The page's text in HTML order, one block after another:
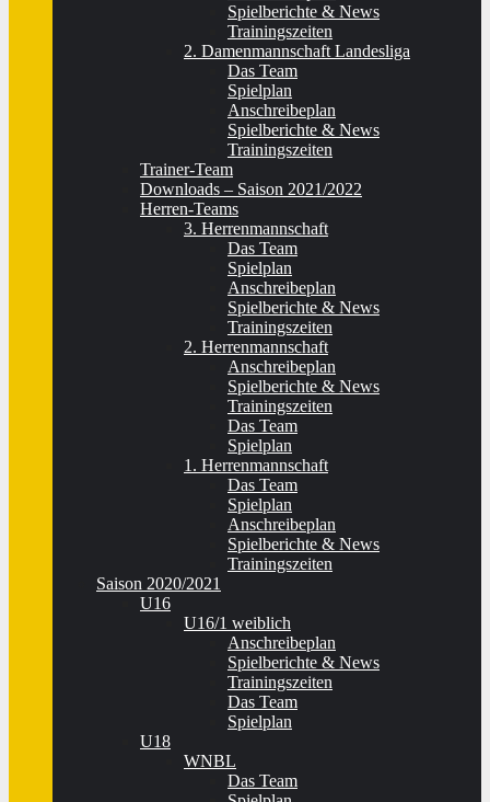
Spielberichte & News
Trainingszeiten
2. Damenmannschaft Landesliga
Das Team
Spielplan
Anschreibeplan
Spielberichte & News
Trainingszeiten
Trainer-Team
Downloads – Saison 2021/2022
Herren-Teams
3. Herrenmannschaft
Das Team
Spielplan
Anschreibeplan
Spielberichte & News
Trainingszeiten
2. Herrenmannschaft
Anschreibeplan
Spielberichte & News
Trainingszeiten
Das Team
Spielplan
1. Herrenmannschaft
Das Team
Spielplan
Anschreibeplan
Spielberichte & News
Trainingszeiten
Saison 2020/2021
U16
U16/1 weiblich
Anschreibeplan
Spielberichte & News
Trainingszeiten
Das Team
Spielplan
U18
WNBL
Das Team